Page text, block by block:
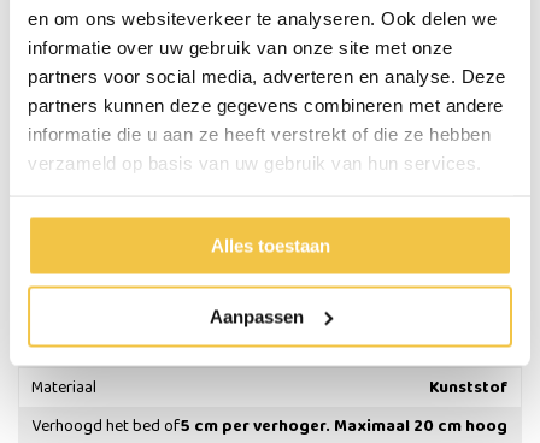
en om ons websiteverkeer te analyseren. Ook delen we
informatie over uw gebruik van onze site met onze
partners voor social media, adverteren en analyse. Deze
partners kunnen deze gegevens combineren met andere
informatie die u aan ze heeft verstrekt of die ze hebben
verzameld op basis van uw gebruik van hun services.
Alles toestaan
Aanpassen
Je kunt ook losse verhogers bij bestellen:Bedverhoger per stuk
Extra bij te bestellen
Als je alle 8 de verhogers van 5 cm als losse verhoger wilt gebruiken
kun je een setje van 4 ant-slip bodems en 4 zachte schuimplaatjes bij
bestellen:Extra set anti-slip bodems en schuimplaatjes
Verkocht per set van 8 stuks
Specificaties
Kleur
Hout print
Materiaal
Kunststof
Verhoogd het bed of5 cm per verhoger. Maximaal 20 cm hoog